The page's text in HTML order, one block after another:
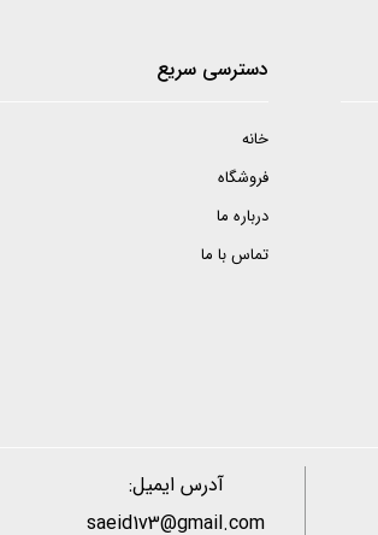
دسترسی سریع
خانه
فروشگاه
درباره ما
تماس با ما
آدرس ایمیل:
saeid1v3@gmail.com